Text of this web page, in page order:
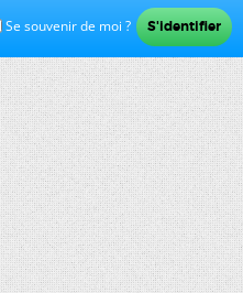
Se souvenir de moi ?